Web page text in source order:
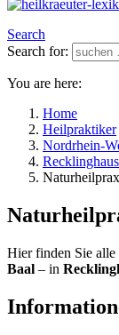
Search
Search for:
You are here:
Home
Heilpraktiker
Nordrhein-
Hier finden Sie
Baal – in